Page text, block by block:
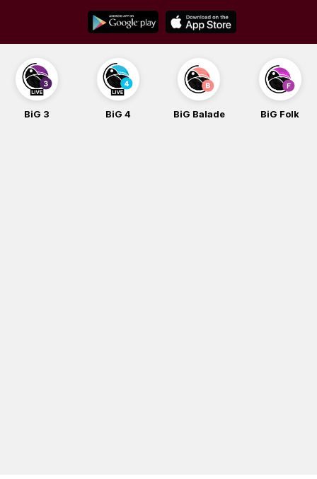
content
BiG 4 BiG Balade BiG Folk BiG iG